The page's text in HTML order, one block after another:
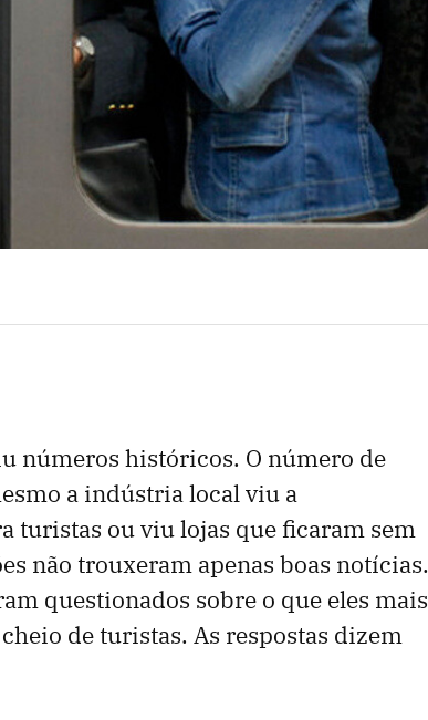
números históricos. O número de
a indústria local viu a
turistas ou viu lojas que ficaram sem
não trouxeram apenas boas notícias.
questionados sobre o que eles mais
de turistas. As respostas dizem